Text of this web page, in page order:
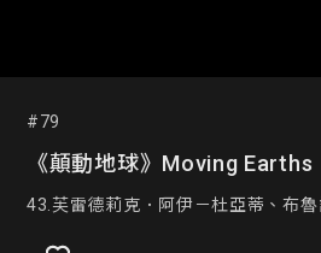
#79
《顛動地球》Moving Earths
43.芙雷德莉克．阿伊－杜亞蒂、布